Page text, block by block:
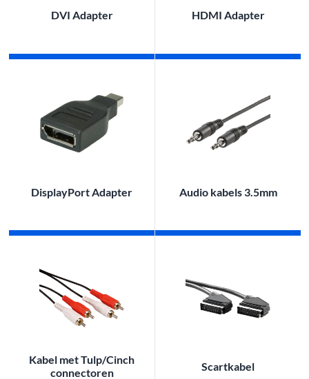
DVI Adapter HDMI Adapter
DisplayPort Adapter Audio kabels 3.5mm
Kabel met Tulp/Cinch
connectoren
Scartkabel